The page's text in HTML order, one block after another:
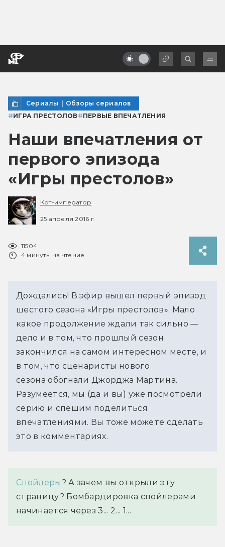
Сериалы | Обзоры сериалов
#ИГРА ПРЕСТОЛОВ #ПЕРВЫЕ ВПЕЧАТЛЕНИЯ
Наши впечатления от
первого эпизода
«Игры престолов»
Кот-император
25 апреля 2016 г.
11504
4 минуты на чтение
Дождались! В эфир вышел первый эпизод
шестого сезона «Игры престолов». Мало
какое продолжение ждали так сильно —
дело и в том, что прошлый сезон
закончился на самом интересном месте, и
в том, что сценаристы нового
сезона обогнали Джорджа Мартина.
Разумеется, мы (да и вы) уже посмотрели
серию и спешим поделиться
впечатлениями. Вы тоже можете сделать
это в комментариях.
Спойлеры? А зачем вы открыли эту
страницу? Бомбардировка спойлерами
начинается через 3... 2... 1...